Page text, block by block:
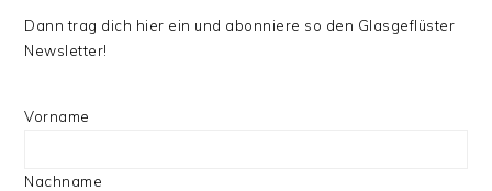
Dann trag dich hier ein und abonniere so den Glasgeflüster
Newsletter!
Vorname
Nachname